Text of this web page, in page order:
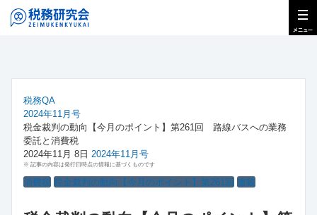
税務QA
2024年11月号
税金裁判の動向【今月のポイント】第261回 路線バスへの業務
委託と消費税
2024年11月 8日 2024年11月号
※ 記事の内容は発行日時点の情報に基づくものです
消費税 税金裁判の動向【今月のポイント】第261回 連載